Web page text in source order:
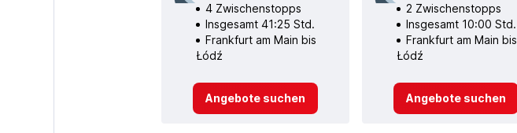
4 Zwischenstopps
Insgesamt 41:25 Std.
Frankfurt am Main bis
Łódź
Angebote suchen
2 Zwischenstopps
Insgesamt 10:00 Std.
Frankfurt am Main bis
Łódź
Angebote suchen